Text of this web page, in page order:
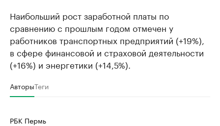
Наибольший рост заработной платы по
сравнению с прошлым годом отмечен у
работников транспортных предприятий (+19%),
в сфере финансовой и страховой деятельности
(+16%) и энергетики (+14,5%).
АвторыТеги
РБК Пермь